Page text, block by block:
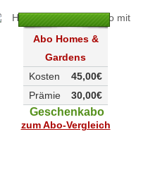
Abo Homes &
Gardens
45,00€
Kosten
30,00€
Prämie
Geschenkabo
zum Abo-Vergleich